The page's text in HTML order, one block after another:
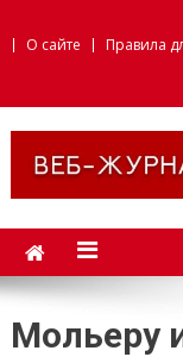
О сайте
Правила
Веб-
Мольеру